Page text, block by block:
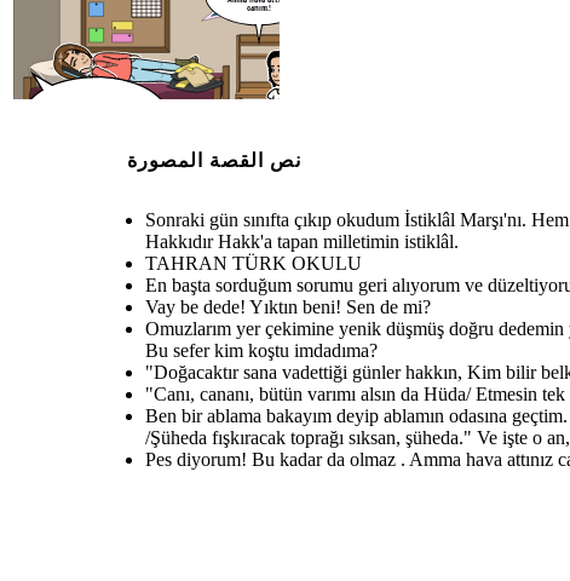
duymaz sanmıştım. Nerede
kalmıştım:" Kim bu cennet vatanın
uğruna olmaz ki feda? /Şüheda
fışkıracak toprağı sıksan, şüheda."
canım.!
نص القصة المصورة
Sonraki gün sınıfta çıkıp okudum İstiklâl Marşı'nı.
Hakkıdır Hakk'a tapan milletimin istiklâl.
TAHRAN TÜRK OKULU
En başta sorduğum sorumu geri alıyorum ve
Vay be dede! Yıktın beni! Sen de mi?
Omuzlarım yer çekimine yenik düşmüş doğru dedemin
Bu sefer kim koştu imdadıma?
"Doğacaktır sana vadettiği günler hakkın, Kim bilir
"Canı, cananı, bütün varımı alsın da Hüda/ Etmesin
Ben bir ablama bakayım deyip ablamın odasına
/Şüheda fışkıracak toprağı sıksan, şüheda." Ve işte o
Pes diyorum! Bu kadar da olmaz . Amma hava attınız